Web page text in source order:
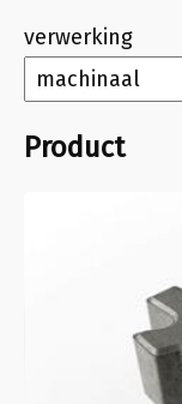
verwerking
Product